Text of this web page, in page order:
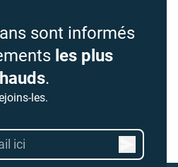
sont informés
les plus
.
les.